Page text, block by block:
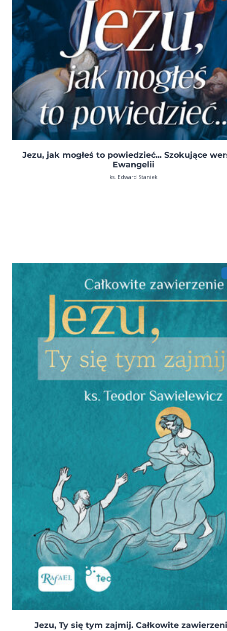
Jezu, jak mogłeś to powiedzieć... Szokujące
Ewangelii
ks. Edward Staniek
Jezu, Ty się tym zajmij. Całkowite